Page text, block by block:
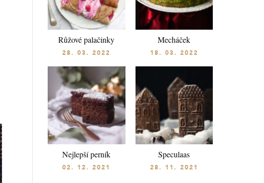
Růžové palačinky
28. 03. 2022
Mecháček
18. 03. 2022
Nejlepší perník
02. 12. 2021
Speculaas
28. 11. 2021